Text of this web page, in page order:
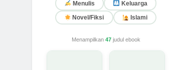
Menulis Keluarga
Novel/Fiksi Islami
Menampilkan 47judul ebook